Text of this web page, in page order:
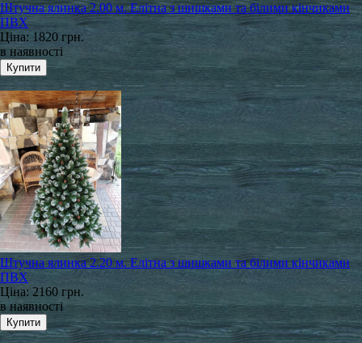
Штучна ялинка 2.00 м. Елітна з шишками та білими кінчиками
ПВХ
Ціна: 1820 грн.
в наявності
Штучна ялинка 2.20 м. Елітна з шишками та білими кінчиками
ПВХ
Ціна: 2160 грн.
в наявності